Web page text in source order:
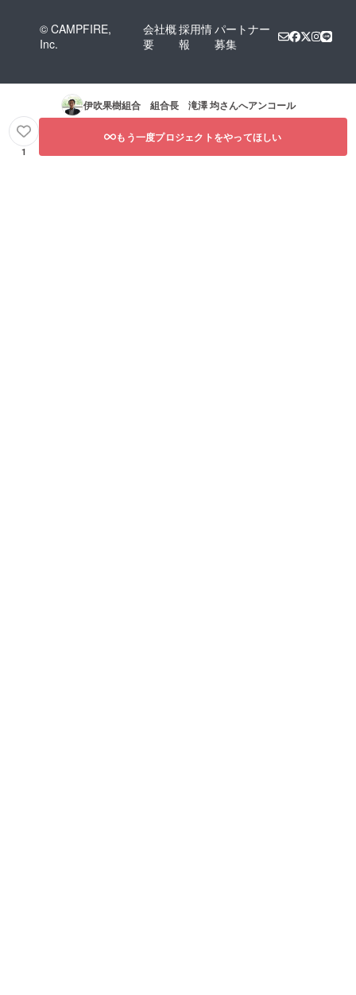
© CAMPFIRE,
Inc.
会社概
要
採用情
報
パートナー
募集
伊吹果樹組合 組合長 滝澤 均さんへアンコール
1
もう一度プロジェクトをやってほしい